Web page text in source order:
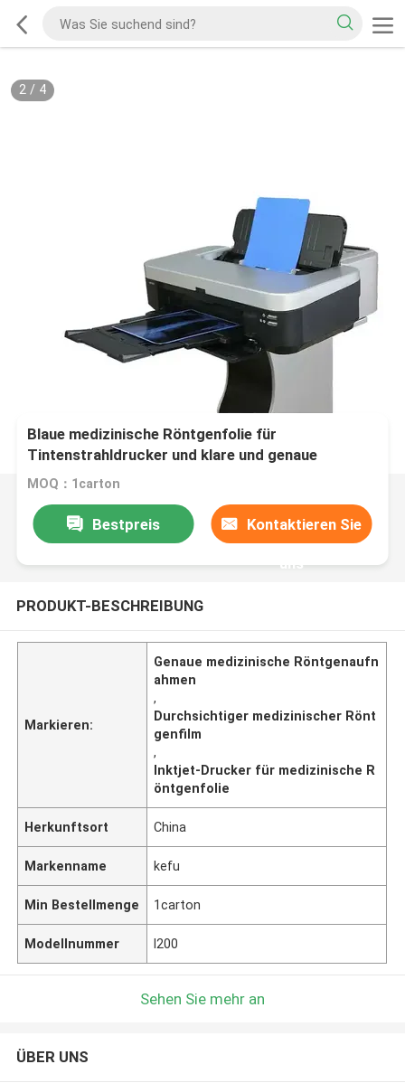
2/ 4
Blaue medizinische Röntgenfolie für
Tintenstrahldrucker und klare und genaue
Bildgebung
MOQ：1carton
Bestpreis Kontaktieren Sie
uns
PRODUKT-BESCHREIBUNG
Markieren:
Genaue medizinische Röntgenaufn
ahmen
,
Durchsichtiger medizinischer Rönt
genfilm
,
Inktjet-Drucker für medizinische R
öntgenfolie
Herkunftsort China
Markenname kefu
Min Bestellmenge 1carton
Modellnummer l200
Sehen Sie mehr an
ÜBER UNS